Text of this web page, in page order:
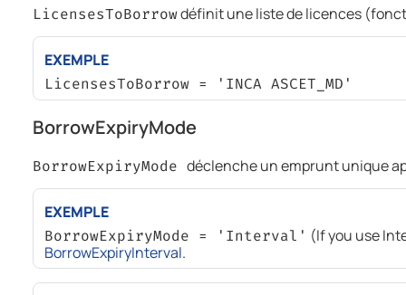
LicensesToBorrowdéfinit une liste de licences
EXEMPLE
LicensesToBorrow = 'INCA ASCET_MD'
BorrowExpiryMode
BorrowExpiryMode déclenche un emprunt unique
EXEMPLE
BorrowExpiryMode = 'Interval' (If you use
BorrowExpiryInterval.